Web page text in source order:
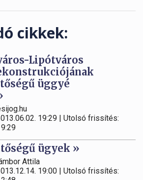
cikkek:
Lipótváros
üggyé
19:29 | Utolsó frissítés:
ügyek »
Attila
19:00 | Utolsó frissítés: